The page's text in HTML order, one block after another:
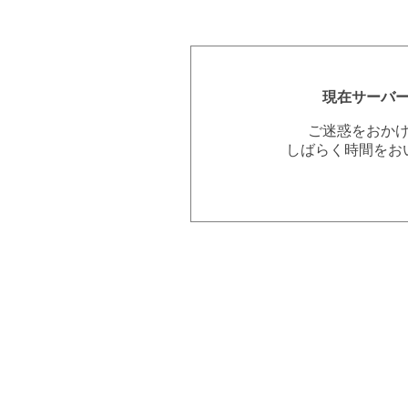
現在サーバ
ご迷惑をおか
しばらく時間を